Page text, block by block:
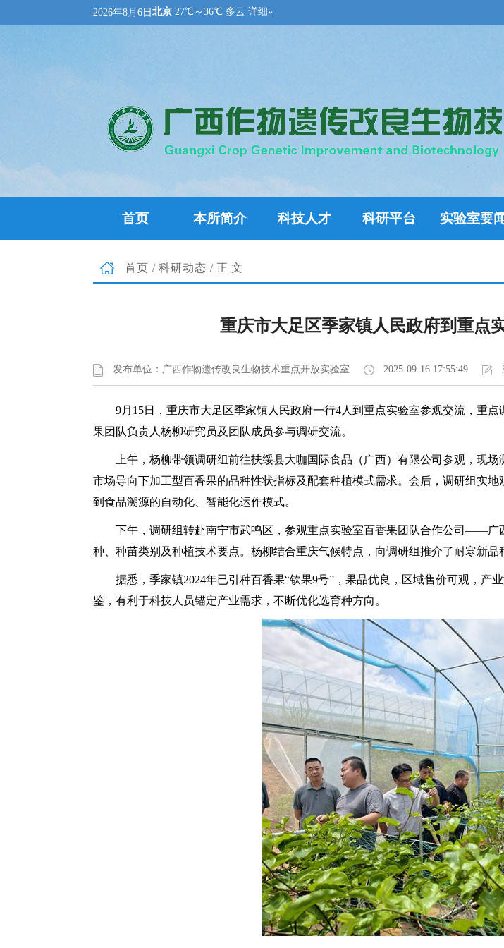
2026年8月6日
首页 本所简介 科技人才 科研平台 实验室要闻
首页 / 科研动态 /正文
重庆市大足区季家镇人民政府到重点
发布单位：广西作物遗传改良生物技术重点开放实验室 2025-09-16 17:55:49
9月15日，重庆市大足区季家镇人民政府一行4人到重点实验室参观交流，重
果团队负责人杨柳研究员及团队成员参与调研交流。
上午，杨柳带领调研组前往扶绥县大咖国际食品（广西）有限公司参观，现
市场导向下加工型百香果的品种性状指标及配套种植模式需求。会后，调研组实
到食品溯源的自动化、智能化运作模式。
下午，调研组转赴南宁市武鸣区，参观重点实验室百香果团队合作公司——
种、种苗类别及种植技术要点。杨柳结合重庆气候特点，向调研组推介了耐寒新品
据悉，季家镇2024年已引种百香果“钦果9号”，果品优良，区域售价可观，
鉴，有利于科技人员锚定产业需求，不断优化选育种方向。